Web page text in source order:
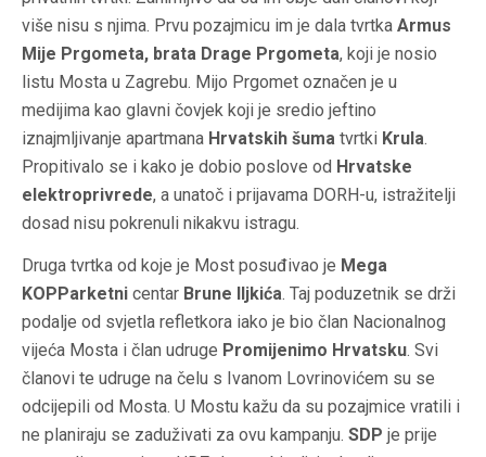
više nisu s njima. Prvu pozajmicu im je dala tvrtka Armus
Mije Prgometa, brata Drage Prgometa, koji je nosio
listu Mosta u Zagrebu. Mijo Prgomet označen je u
medijima kao glavni čovjek koji je sredio jeftino
iznajmljivanje apartmana Hrvatskih šuma tvrtki Krula.
Propitivalo se i kako je dobio poslove od Hrvatske
elektroprivrede, a unatoč i prijavama DORH-u, istražitelji
dosad nisu pokrenuli nikakvu istragu.
Druga tvrtka od koje je Most posuđivao je Mega
KOPParketni centar Brune Iljkića. Taj poduzetnik se drži
podalje od svjetla refletkora iako je bio član Nacionalnog
vijeća Mosta i član udruge Promijenimo Hrvatsku. Svi
članovi te udruge na čelu s Ivanom Lovrinovićem su se
odcijepili od Mosta. U Mostu kažu da su pozajmice vratili i
ne planiraju se zaduživati za ovu kampanju. SDP je prije